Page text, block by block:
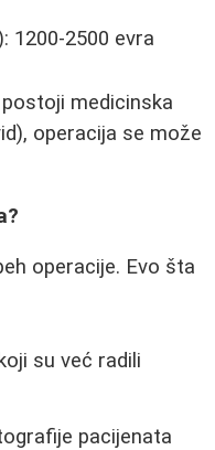
1200-2500 evra
medicinska
operacija se može
operacije. Evo šta
su već radili
pacijenata